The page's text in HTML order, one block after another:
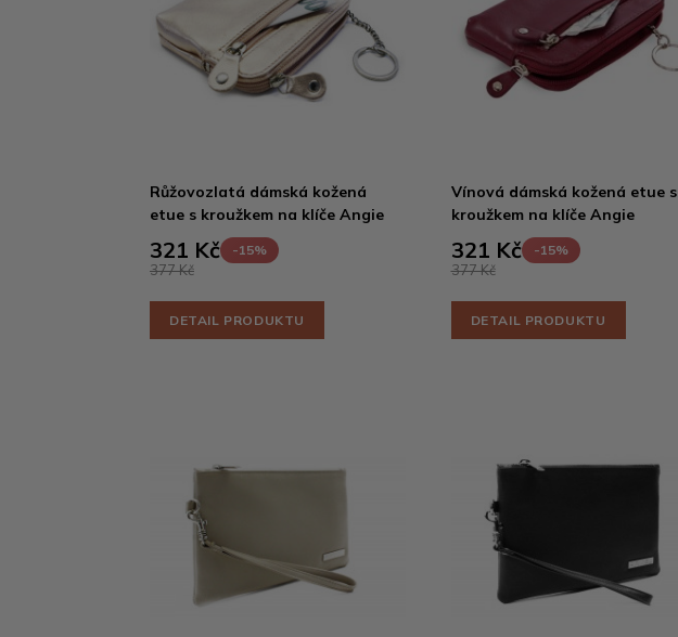
Růžovozlatá dámská kožená
etue s kroužkem na klíče Angie
321 Kč -15%
377 Kč
DETAIL PRODUKTU
Vínová dámská kožená etue s
kroužkem na klíče Angie
321 Kč -15%
377 Kč
DETAIL PRODUKTU